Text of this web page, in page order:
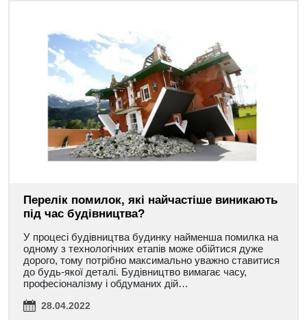
Перелік помилок, які найчастіше виникають
під час будівництва?
У процесі будівництва будинку найменша помилка на
одному з технологічних етапів може обійтися дуже
дорого, тому потрібно максимально уважно ставитися
до будь-якої деталі. Будівництво вимагає часу,
професіоналізму і обдуманих дій…
28.04.2022